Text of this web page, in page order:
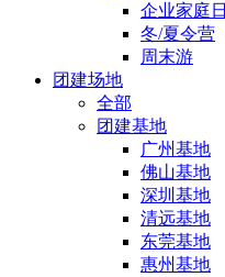
企业家庭日
冬/夏令营
周末游
团建场地
全部
团建基地
广州基地
佛山基地
深圳基地
清远基地
东莞基地
惠州基地